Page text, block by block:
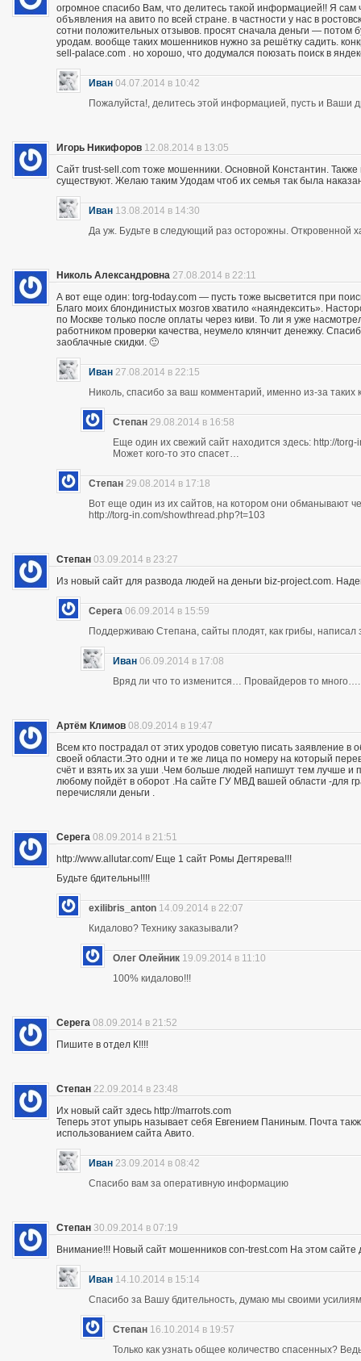
огромное спасибо Вам, что делитесь такой информацией!! Я
объявления на авито по всей стране. в частности у нас в
сотни положительных отзывов. просят сначала деньги — потом
уродам. вообще таких мошенников нужно за решётку садить.
sell-palace.com . но хорошо, что додумался поюзать поиск в
Иван 04.07.2014 в 10:42
Пожалуйста!, делитесь этой информацией, пусть и Ваши
Игорь Никифоров 12.08.2014 в 13:05
Сайт trust-sell.com тоже мошенники. Основной Константин.
существуют. Желаю таким Удодам чтоб их семья так была
Иван 13.08.2014 в 14:30
Да уж. Будьте в следующий раз осторожны. Откровенной
Николь Александровна 27.08.2014 в 22:11
А вот еще один: torg-today.com — пусть тоже высветится при
Благо моих блондинистых мозгов хватило «наяндексить».
по Москве только после оплаты через киви. То ли я уже
работником проверки качества, неумело клянчит денежку.
заоблачные скидки. 🙂
Иван 27.08.2014 в 22:15
Николь, спасибо за ваш комментарий, именно из-за
Степан 29.08.2014 в 16:58
Еще один их свежий сайт находится здесь: http://
Может кого-то это спасет…
Степан 29.08.2014 в 17:18
Вот еще один из их сайтов, на котором они обманывают
http://torg-in.com/showthread.php?t=103
Степан 03.09.2014 в 23:27
Из новый сайт для развода людей на деньги biz-project.com.
Серега 06.09.2014 в 15:59
Поддерживаю Степана, сайты плодят, как грибы,
Иван 06.09.2014 в 17:08
Вряд ли что то изменится… Провайдеров то много….
Артём Климов 08.09.2014 в 19:47
Всем кто пострадал от этих уродов советую писать заявление
своей области.Это одни и те же лица по номеру на который
счёт и взять их за уши .Чем больше людей напишут тем лучше и
любому пойдёт в оборот .На сайте ГУ МВД вашей области -для
перечисляли деньги .
Серега 08.09.2014 в 21:51
http://www.allutar.com/ Еще 1 сайт Ромы Дегтярева!!!
Будьте бдительны!!!!
exilibris_anton 14.09.2014 в 22:07
Кидалово? Технику заказывали?
Олег Олейник 19.09.2014 в 11:10
100% кидалово!!!
Серега 08.09.2014 в 21:52
Пишите в отдел К!!!!
Степан 22.09.2014 в 23:48
Их новый сайт здесь http://marrots.com
Теперь этот упырь называет себя Евгением Паниным. Почта
использованием сайта Авито.
Иван 23.09.2014 в 08:42
Спасибо вам за оперативную информацию
Степан 30.09.2014 в 07:19
Внимание!!! Новый сайт мошенников con-trest.com На этом сайте
Иван 14.10.2014 в 15:14
Спасибо за Вашу бдительность, думаю мы своими
Степан 16.10.2014 в 19:57
Только как узнать общее количество спасенных?